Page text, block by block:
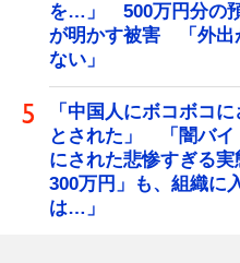
を…」 500万円分の
が明かす被害 「外出
ない」
「中国人にボコボコ
とされた」 「闇バ
にされた悲惨すぎる
300万円」も、組織に
は…」